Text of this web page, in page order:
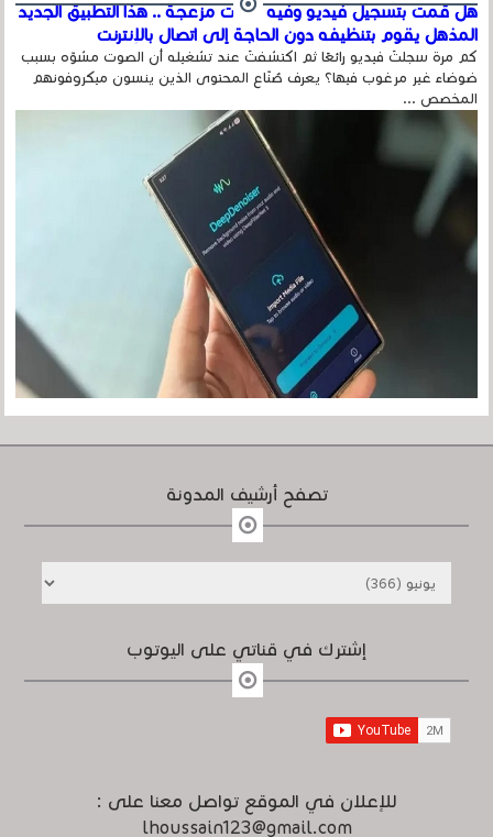
هل قمت بتسجيل فيديو وفيه أصوت مزعجة .. هذا التطبيق الجديد
المذهل يقوم بتنظيفه دون الحاجة إلى اتصال بالإنترنت
كم مرة سجلتَ فيديو رائعًا ثم اكتشفتَ عند تشغيله أن الصوت مشوّه بسبب
ضوضاء غير مرغوب فيها؟ يعرف صُنّاع المحتوى الذين ينسون ميكروفونهم
المخصص ...
تصفح أرشيف المدونة
إشترك في قناتي على اليوتوب
للإعلان في الموقع تواصل معنا على :
lhoussain123@gmail.com